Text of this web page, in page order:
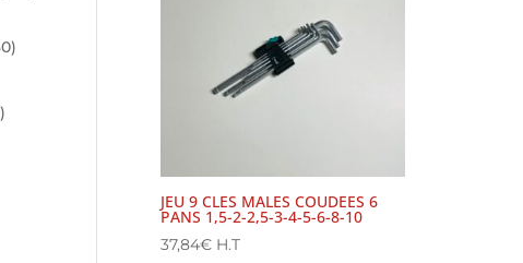
JEU 9 CLES MALES COUDEES 6
PANS 1,5-2-2,5-3-4-5-6-8-10
37,84€ H.T